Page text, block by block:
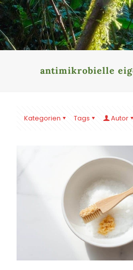
antimikrobielle
Kategorien Tags Autor